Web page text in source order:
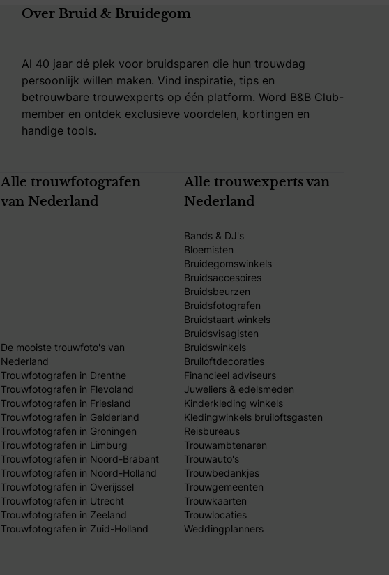
Over Bruid & Bruidegom
Al 40 jaar dé plek voor bruidsparen die hun trouwdag
persoonlijk willen maken. Vind inspiratie, tips en
betrouwbare trouwexperts op één platform. Word B&B Club-
member en ontdek exclusieve voordelen, kortingen en
handige tools.
Alle trouwfotografen
van Nederland
De mooiste trouwfoto's van
Nederland
Trouwfotografen in Drenthe
Trouwfotografen in Flevoland
Trouwfotografen in Friesland
Trouwfotografen in Gelderland
Trouwfotografen in Groningen
Trouwfotografen in Limburg
Trouwfotografen in Noord-Brabant
Trouwfotografen in Noord-Holland
Trouwfotografen in Overijssel
Trouwfotografen in Utrecht
Trouwfotografen in Zeeland
Trouwfotografen in Zuid-Holland
Alle trouwexperts van
Nederland
Bands & DJ's
Bloemisten
Bruidegomswinkels
Bruidsaccesoires
Bruidsbeurzen
Bruidsfotografen
Bruidstaart winkels
Bruidsvisagisten
Bruidswinkels
Bruiloftdecoraties
Financieel adviseurs
Juweliers & edelsmeden
Kinderkleding winkels
Kledingwinkels bruiloftsgasten
Reisbureaus
Trouwambtenaren
Trouwauto's
Trouwbedankjes
Trouwgemeenten
Trouwkaarten
Trouwlocaties
Weddingplanners